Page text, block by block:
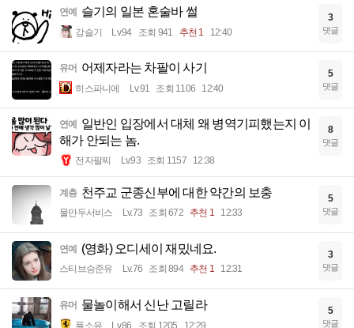
연예 슬기의 일본 혼술바 썰
강슬기 Lv.94 조회 941 추천 1 12:40
3
댓글
유머 어제자라는 차팔이 사기
히스파니에 Lv.91 조회 1106 12:40
5
댓글
연예 일반인 입장에서 대체 왜 병역기피했는지 이
해가 안되는 놈.
전자팔찌 Lv.93 조회 1157 12:38
8
댓글
계층 천주교 군종신부에 대한 약간의 보충
물만두서비스 Lv.73 조회 672 추천 1 12:33
5
댓글
연예 (영화) 오디세이 재밌네요.
스티브승준유 Lv.76 조회 894 추천 1 12:31
3
댓글
유머 물놀이해서 신난 고릴라
풀소유 Lv.86 조회 1205 12:29
5
댓글